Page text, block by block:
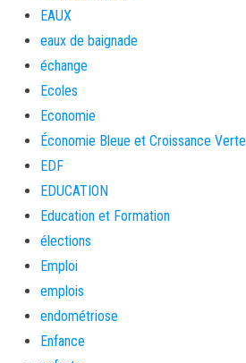
EAUX
eaux de baignade
échange
Ecoles
Economie
Économie Bleue et Croissance Verte
EDF
EDUCATION
Education et Formation
élections
Emploi
emplois
endométriose
Enfance